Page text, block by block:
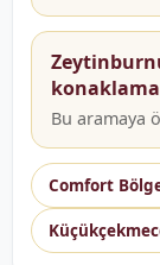
konaklama
Bu aramaya
Comfort